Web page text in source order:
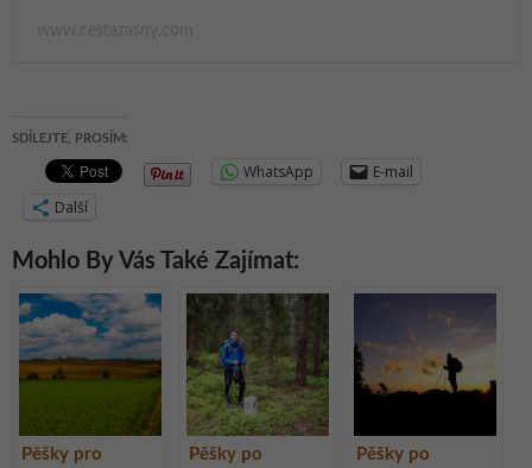
SDÍLEJTE, PROSÍM:
WhatsApp
E-mail
Další
Mohlo By Vás Také Zajímat:
Pěšky pro
Pěšky po
Pěšky po